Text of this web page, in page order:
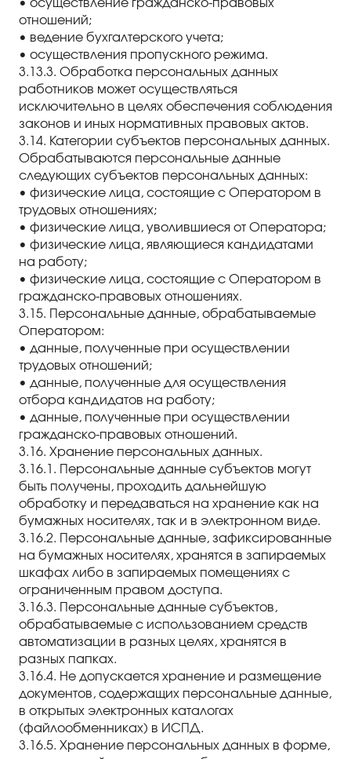
• осуществление гражданско-правовых
отношений;
• ведение бухгалтерского учета;
• осуществления пропускного режима.
3.13.3. Обработка персональных данных
работников может осуществляться
исключительно в целях обеспечения соблюдения
законов и иных нормативных правовых актов.
3.14. Категории субъектов персональных данных.
Обрабатываются персональные данные
следующих субъектов персональных данных:
• физические лица, состоящие с Оператором в
трудовых отношениях;
• физические лица, уволившиеся от Оператора;
• физические лица, являющиеся кандидатами
на работу;
• физические лица, состоящие с Оператором в
гражданско-правовых отношениях.
3.15. Персональные данные, обрабатываемые
Оператором:
• данные, полученные при осуществлении
трудовых отношений;
• данные, полученные для осуществления
отбора кандидатов на работу;
• данные, полученные при осуществлении
гражданско-правовых отношений.
3.16. Хранение персональных данных.
3.16.1. Персональные данные субъектов могут
быть получены, проходить дальнейшую
обработку и передаваться на хранение как на
бумажных носителях, так и в электронном виде.
3.16.2. Персональные данные, зафиксированные
на бумажных носителях, хранятся в запираемых
шкафах либо в запираемых помещениях с
ограниченным правом доступа.
3.16.3. Персональные данные субъектов,
обрабатываемые с использованием средств
автоматизации в разных целях, хранятся в
разных папках.
3.16.4. Не допускается хранение и размещение
документов, содержащих персональные данные,
в открытых электронных каталогах
(файлообменниках) в ИСПД.
3.16.5. Хранение персональных данных в форме,